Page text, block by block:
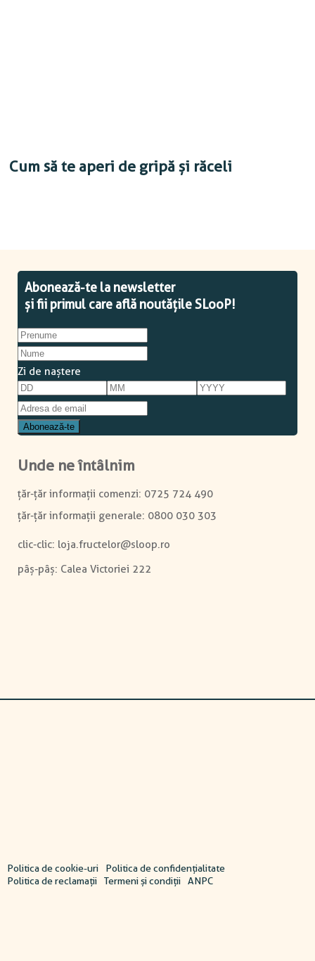
Cum să te aperi de gripă și răceli
Zi de naștere
Unde ne întâlnim
0725 724 490
0800 030 303
clic-clic: loja.fructelor@sloop.ro
Politica de cookie-uri
Politica de confidențialitate
Politica de reclamații
Termeni și condiții ANPC